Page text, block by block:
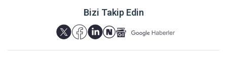
Bizi Takip Edin